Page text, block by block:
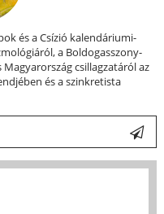
és a Csízió kalendáriumi-
a Boldogasszony-
csillagzatáról az
és a szinkretista